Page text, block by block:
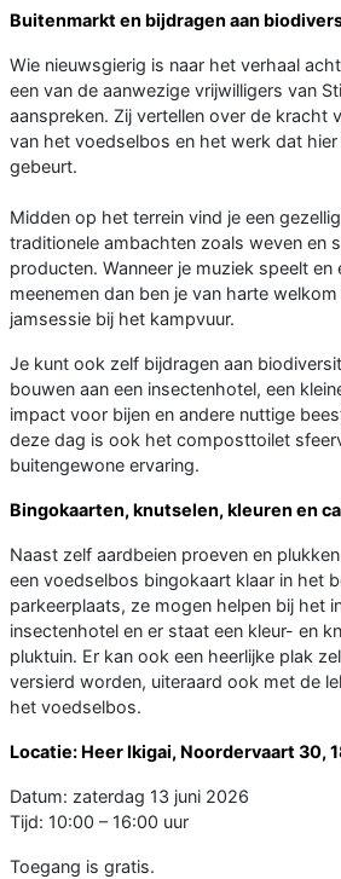
Buitenmarkt en bijdragen aan
Wie nieuwsgierig is naar het verhaal
een van de aanwezige vrijwilligers van
aanspreken. Zij vertellen over de kracht
van het voedselbos en het werk dat
gebeurt.
Midden op het terrein vind je een
traditionele ambachten zoals weven en
producten. Wanneer je muziek speelt en
meenemen dan ben je van harte
jamsessie bij het kampvuur.
Je kunt ook zelf bijdragen aan
bouwen aan een insectenhotel, een
impact voor bijen en andere nuttige
deze dag is ook het composttoilet
buitengewone ervaring.
Bingokaarten, knutselen, kleuren en
Naast zelf aardbeien proeven en
een voedselbos bingokaart klaar in het
parkeerplaats, ze mogen helpen bij het
insectenhotel en er staat een kleur- en
pluktuin. Er kan ook een heerlijke plak
versierd worden, uiteraard ook met de
het voedselbos.
Locatie: Heer Ikigai, Noordervaart 30,
Datum: zaterdag 13 juni 2026
Tijd: 10:00 – 16:00 uur
Toegang is gratis.